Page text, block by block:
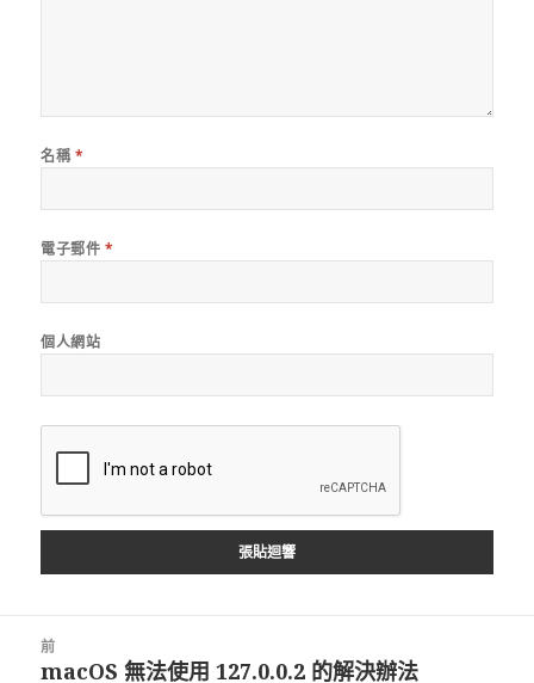
名稱 *
電子郵件 *
個人網站
前
上
macOS 無法使用 127.0.0.2 的解決辦法